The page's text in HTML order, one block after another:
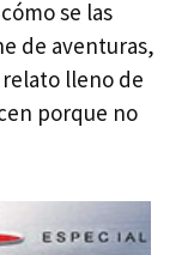
se las
de aventuras,
lleno de
porque no